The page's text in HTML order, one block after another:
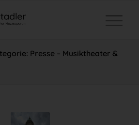
Presse – Musiktheater &